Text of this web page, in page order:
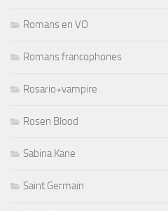
Romans en VO
Romans francophones
Rosario+vampire
Rosen Blood
Sabina Kane
Saint Germain